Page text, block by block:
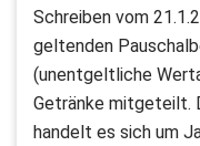
Schreiben vom
geltenden
(unentgeltliche
Getränke mitgeteilt.
handelt es sich um